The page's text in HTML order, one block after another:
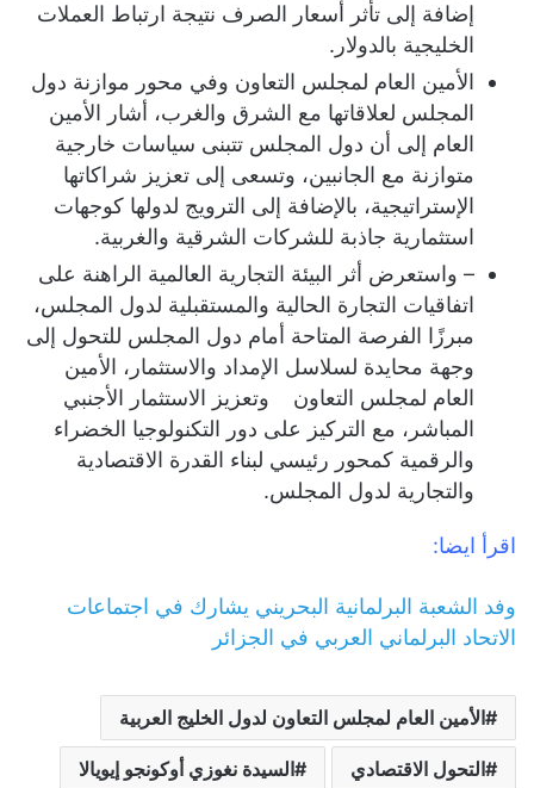
إضافة إلى تأثر أسعار الصرف نتيجة ارتباط العملات
الخليجية بالدولار.
الأمين العام لمجلس التعاون وفي محور موازنة دول
المجلس لعلاقاتها مع الشرق والغرب، أشار الأمين
العام إلى أن دول المجلس تتبنى سياسات خارجية
متوازنة مع الجانبين، وتسعى إلى تعزيز شراكاتها
الإستراتيجية، بالإضافة إلى الترويج لدولها كوجهات
استثمارية جاذبة للشركات الشرقية والغربية.
– واستعرض أثر البيئة التجارية العالمية الراهنة على
اتفاقيات التجارة الحالية والمستقبلية لدول المجلس،
مبرزًا الفرصة المتاحة أمام دول المجلس للتحول إلى
وجهة محايدة لسلاسل الإمداد والاستثمار، الأمين
العام لمجلس التعاون وتعزيز الاستثمار الأجنبي
المباشر، مع التركيز على دور التكنولوجيا الخضراء
والرقمية كمحور رئيسي لبناء القدرة الاقتصادية
والتجارية لدول المجلس.
اقرأ ايضا:
وفد الشعبة البرلمانية البحريني يشارك في اجتماعات
الاتحاد البرلماني العربي في الجزائر
الأمين العام لمجلس التعاون لدول الخليج العربية
التحول الاقتصادي السيدة نغوزي أوكونجو إيويالا